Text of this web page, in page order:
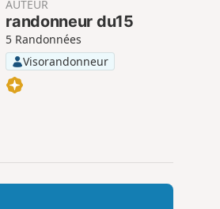
AUTEUR
randonneur du15
5 Randonnées
Visorandonneur